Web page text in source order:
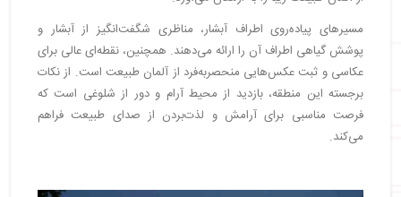
مسیرهای پیاده‌روی اطراف آبشار، مناظری شگفت‌انگیز از آبشار و
پوشش گیاهی اطراف آن را ارائه می‌دهند. همچنین، نقطه‌ای عالی برای
عکاسی و ثبت عکس‌هایی منحصربه‌فرد از آلمان طبیعت است. از نکات
برجسته این منطقه، بازدید از محیط آرام و دور از شلوغی است که
فرصت مناسبی برای آرامش و لذت‌بردن از صدای طبیعت فراهم
می‌کند.